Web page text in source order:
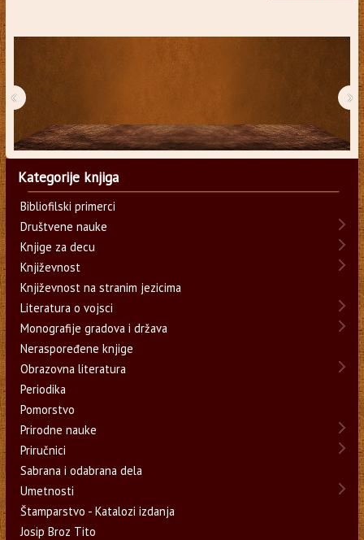
‹ ›
Kategorije knjiga
Bibliofilski primerci
Društvene nauke
Knjige za decu
Književnost
Književnost na stranim jezicima
Literatura o vojsci
Monografije gradova i država
Neraspoređene knjige
Obrazovna literatura
Periodika
Pomorstvo
Prirodne nauke
Priručnici
Sabrana i odabrana dela
Umetnosti
Štamparstvo - Katalozi izdanja
Josip Broz Tito